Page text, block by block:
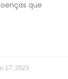
que
17, 2023